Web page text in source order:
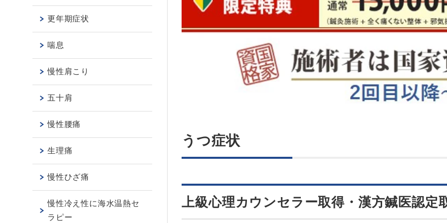
うつ症状
上級心理カウンセラー取得・漢方鍼医認定
更年期症状
喘息
慢性肩こり
五十肩
慢性腰痛
生理痛
慢性ひざ痛
慢性冷え性に海水温熱セ
ラピー